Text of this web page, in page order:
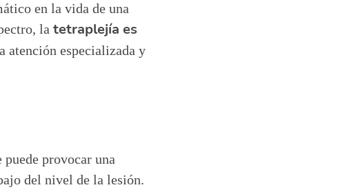
en la vida de una
la tetraplejía es
atención especializada y
provocar una
del nivel de la lesión.